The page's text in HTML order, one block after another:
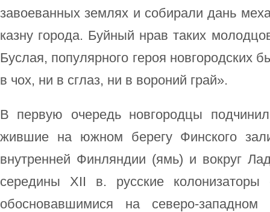
завоеванных землях и собирали дань
казну города. Буйный нрав таких
Буслая, популярного героя новгородских
в чох, ни в сглаз, ни в вороний грай».
В первую очередь новгородцы
жившие на южном берегу Финского
внутренней Финляндии (ямь) и вокруг
середины ХII в. русские колонизаторы
обосновавшимися на северо-западном